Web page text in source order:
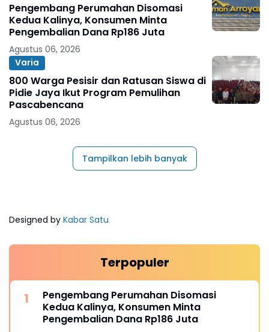
Pengembang Perumahan Disomasi
Kedua Kalinya, Konsumen Minta
Pengembalian Dana Rp186 Juta
Agustus 06, 2026
Varia
800 Warga Pesisir dan Ratusan Siswa di
Pidie Jaya Ikut Program Pemulihan
Pascabencana
Agustus 06, 2026
Tampilkan lebih banyak
Designed by Kabar Satu
Terpopuler
Pengembang Perumahan Disomasi
Kedua Kalinya, Konsumen Minta
Pengembalian Dana Rp186 Juta